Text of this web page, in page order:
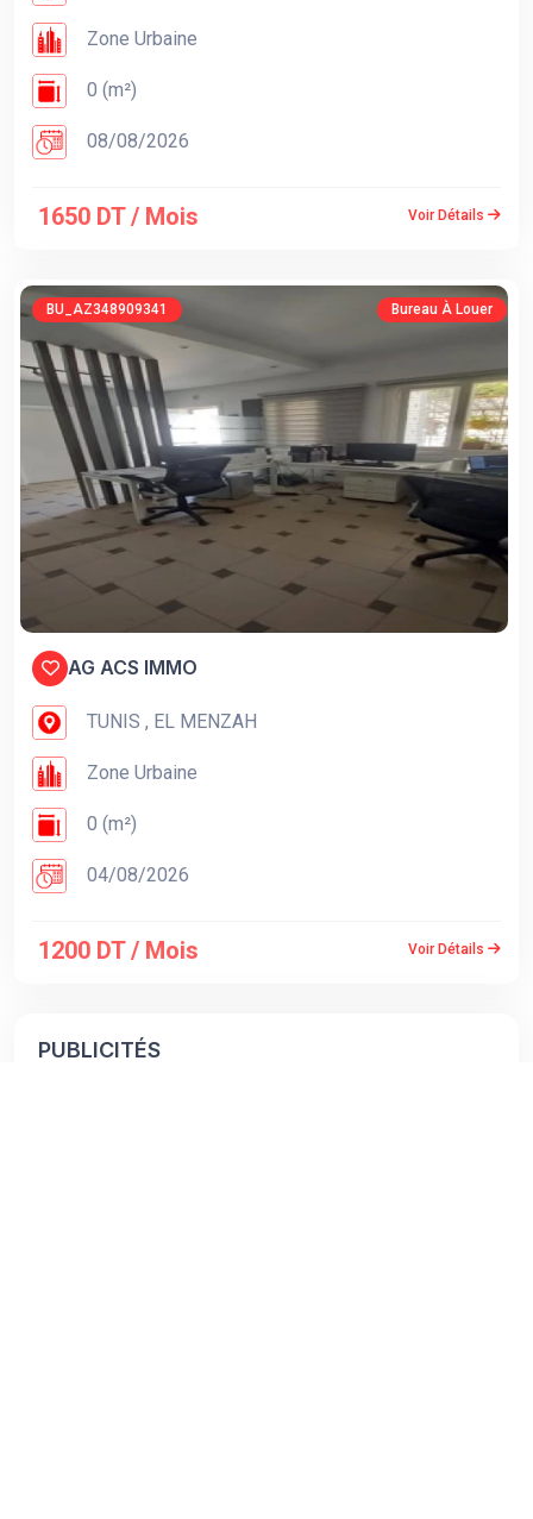
Zone Urbaine
0 (m²)
08/08/2026
1650 DT / Mois Voir Détails
BU_AZ348909341 Bureau À Louer
AG ACS IMMO
TUNIS , EL MENZAH
Zone Urbaine
0 (m²)
04/08/2026
1200 DT / Mois Voir Détails
PUBLICITÉS